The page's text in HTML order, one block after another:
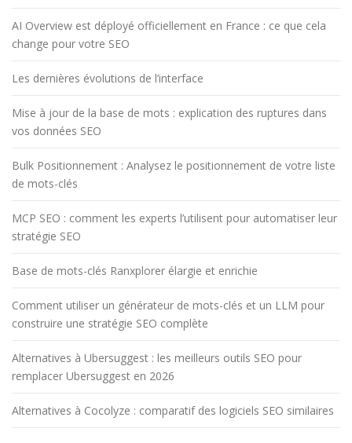
AI Overview est déployé officiellement en France : ce que cela
change pour votre SEO
Les dernières évolutions de l’interface
Mise à jour de la base de mots : explication des ruptures dans
vos données SEO
Bulk Positionnement : Analysez le positionnement de votre liste
de mots-clés
MCP SEO : comment les experts l’utilisent pour automatiser leur
stratégie SEO
Base de mots-clés Ranxplorer élargie et enrichie
Comment utiliser un générateur de mots-clés et un LLM pour
construire une stratégie SEO complète
Alternatives à Ubersuggest : les meilleurs outils SEO pour
remplacer Ubersuggest en 2026
Alternatives à Cocolyze : comparatif des logiciels SEO similaires